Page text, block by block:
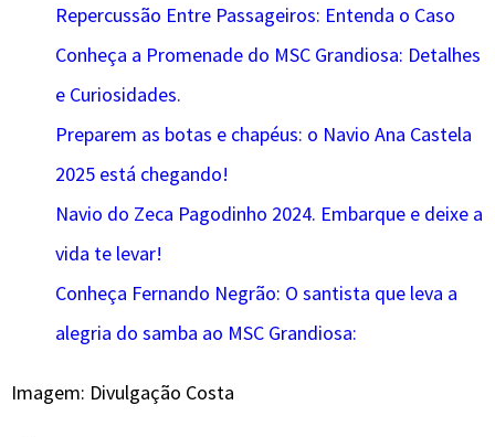
Repercussão Entre Passageiros: Entenda o Caso
Conheça a Promenade do MSC Grandiosa: Detalhes
e Curiosidades.
Preparem as botas e chapéus: o Navio Ana Castela
2025 está chegando!
Navio do Zeca Pagodinho 2024. Embarque e deixe a
vida te levar!
Conheça Fernando Negrão: O santista que leva a
alegria do samba ao MSC Grandiosa:
Imagem: Divulgação Costa